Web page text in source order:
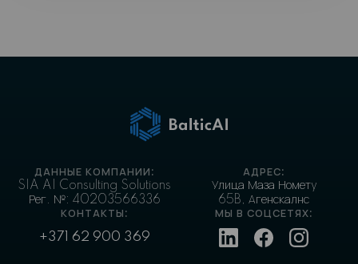
ДАННЫЕ КОМПАНИИ:
SIA AI Consulting Solutions
Рег. №: 40203566336
АДРЕС:
Улица Маза Номету
65B, Агенскалнс
КОНТАКТЫ:
+371 62 900 369
МЫ В СОЦСЕТЯХ: